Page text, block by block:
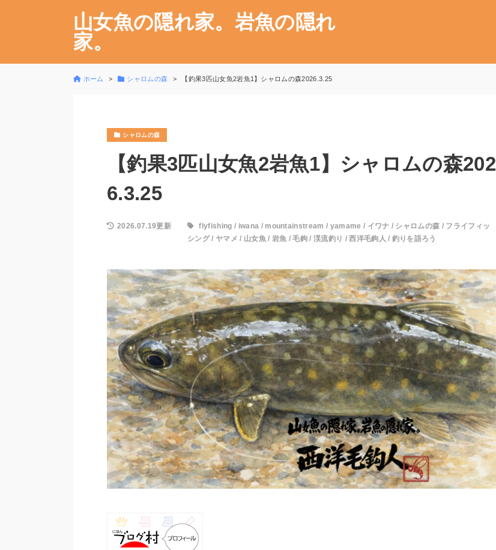
山女魚の隠れ家。岩魚の隠れ
家。
ホーム シャロムの森 【釣果3匹山女魚2岩魚1】シャロムの森2026.3.25
シャロムの森
【釣果3匹山女魚2岩魚1】シャロムの森202
6.3.25
2026.07.19更新 flyfishing / iwana / mountainstream / yamame / イワナ / シャロムの森 / フライフィッ
シング/ ヤマメ / 山女魚/ 岩魚 /毛鉤 /渓流釣り /西洋毛鉤人 / 釣りを語ろう